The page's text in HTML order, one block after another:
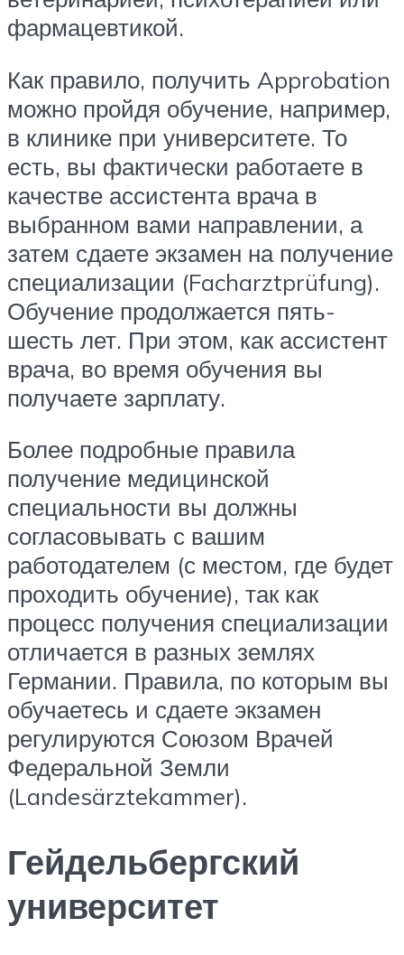
фармацевтикой.
Как правило, получить Approbation
можно пройдя обучение, например,
в клинике при университете. То
есть, вы фактически работаете в
качестве ассистента врача в
выбранном вами направлении, а
затем сдаете экзамен на получение
специализации (Facharztprüfung).
Обучение продолжается пять-
шесть лет. При этом, как ассистент
врача, во время обучения вы
получаете зарплату.
Более подробные правила
получение медицинской
специальности вы должны
согласовывать с вашим
работодателем (с местом, где будет
проходить обучение), так как
процесс получения специализации
отличается в разных землях
Германии. Правила, по которым вы
обучаетесь и сдаете экзамен
регулируются Союзом Врачей
Федеральной Земли
(Landesärztekammer).
Гейдельбергский
университет